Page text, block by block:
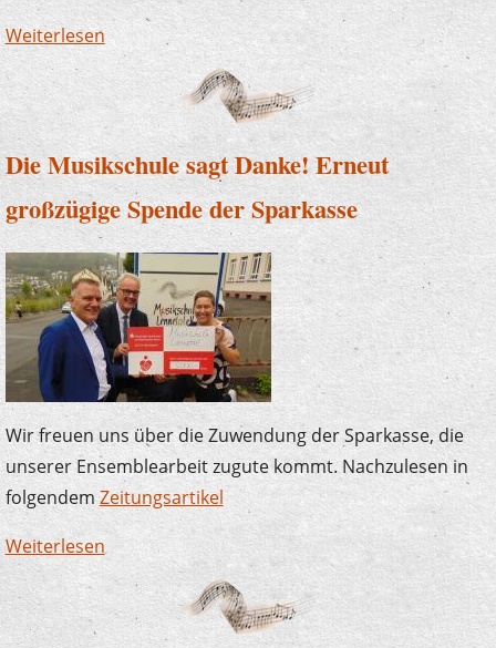
Weiterlesenüber Der Plettenberger Bürgermeister zu
Besuch bei "U7-Ü70"
Die Musikschule sagt Danke! Erneut
großzügige Spende der Sparkasse
Wir freuen uns über die Zuwendung der Sparkasse, die
unserer Ensemblearbeit zugute kommt. Nachzulesen in
folgendem Zeitungsartikel
Weiterlesenüber Die Musikschule sagt Danke! Erneut
großzügige Spende der Sparkasse